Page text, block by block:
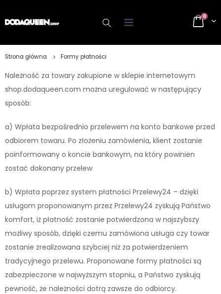
0
Strona główna Formy płatności
Należność za towary zakupione w sklepie internetowym
shop.dodaqueen.com można uregulować w następujący
sposób:
a) Wpłata bezpośrednio przelewem na konto bankowe przed
odbiorem towaru. Po złożeniu zamówienia, klient zostanie
poinformowany o koncie bankowym, na który powinien
zostać dokonany przelew
b) Wpłata poprzez system płatności Przelewy24 – dzięki
usługom proponowanym przez Przelewy24 zyskują Państwo
komfort, iż płatność zostanie potwierdzona w najszybszy
możliwy sposób, dzięki czemu zamówiona usługa czy towar
zostanie zrealizowana szybciej niż za potwierdzeniem
tradycyjnego przelewu. Proponowane formy płatności są
zabezpieczone w najwyższym stopniu, a Państwo zyskują
pewność, że należności dotrą zawsze do odbiorcy.